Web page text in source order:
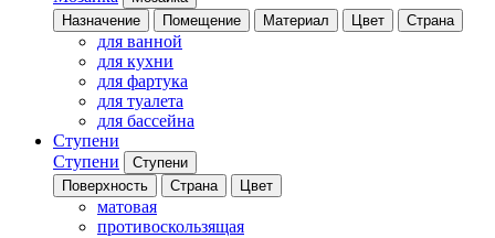
Назначение
Помещение Материал Цвет Страна
для ванной
для кухни
для фартука
для туалета
для бассейна
Ступени
Ступени
Ступени
Поверхность
Страна Цвет
матовая
противоскользящая